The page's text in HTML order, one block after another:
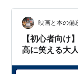
田辺誠一
原作
映画と本の備
【初心者向け
高に笑える大